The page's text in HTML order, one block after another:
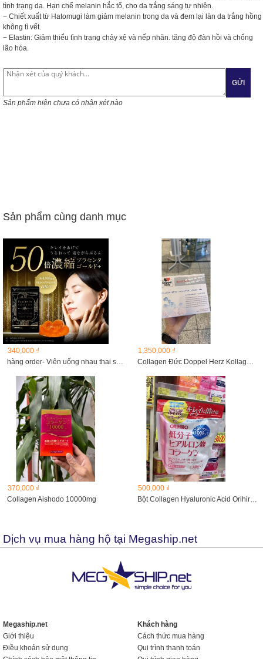
tình trạng da. Hạn chế melanin hắc tố, cho da trắng sáng tự nhiên.
− Chiết xuất từ Hatomugi làm giảm melanin trong da và đem lại làn da trắng hồng
không tì vết.
− Elastin: Giảm thiểu tình trạng chảy xệ và nếp nhăn. tăng độ đàn hồi và chống
lão hóa.
GỬI
Sản phẩm hiện chưa có nhận xét nào
Sản phẩm cùng danh mục
340,000 ₫
hàng order- Viên uống nhau thai seedcoms
1,350,000 ₫
Collagen Đức Doppel Herz Kollagen Beauty 30 ống
370,000 ₫
Collagen Aishodo 10000mg
500,000 ₫
Bột Collagen Hyaluronic Acid Orihiro 11000mg 210g
Dịch vụ mua hàng hộ tại Megaship.net
Megaship.net
Giới thiệu
Điều khoản sử dụng
Khách hàng
Cách thức mua hàng
Qui trình thanh toán